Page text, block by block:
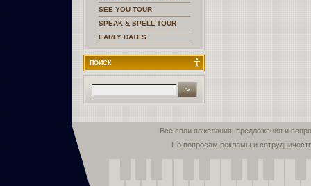
SEE YOU TOUR
SPEAK & SPELL TOUR
EARLY DATES
ПОИСК
Все свои пожелания, предложения и
По вопросам рекламы и